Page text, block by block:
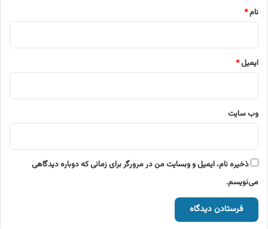
نام*
ایمیل*
وب‌ سایت
ذخیره نام، ایمیل و وبسایت من در مرورگر برای زمانی که دوباره دیدگاهی
می‌نویسم.